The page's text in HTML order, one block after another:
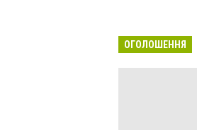
ОГОЛОШЕННЯ